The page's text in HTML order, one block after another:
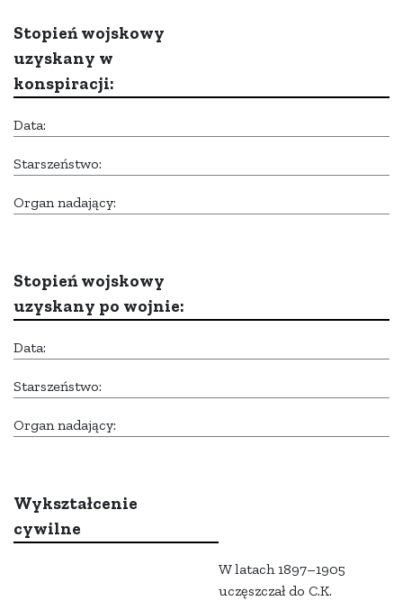
Stopień wojskowy
uzyskany w
konspiracji:
Data:
Starszeństwo:
Organ nadający:
Stopień wojskowy
uzyskany po wojnie:
Data:
Starszeństwo:
Organ nadający:
Wykształcenie
cywilne
W latach 1897–1905
uczęszczał do C.K.